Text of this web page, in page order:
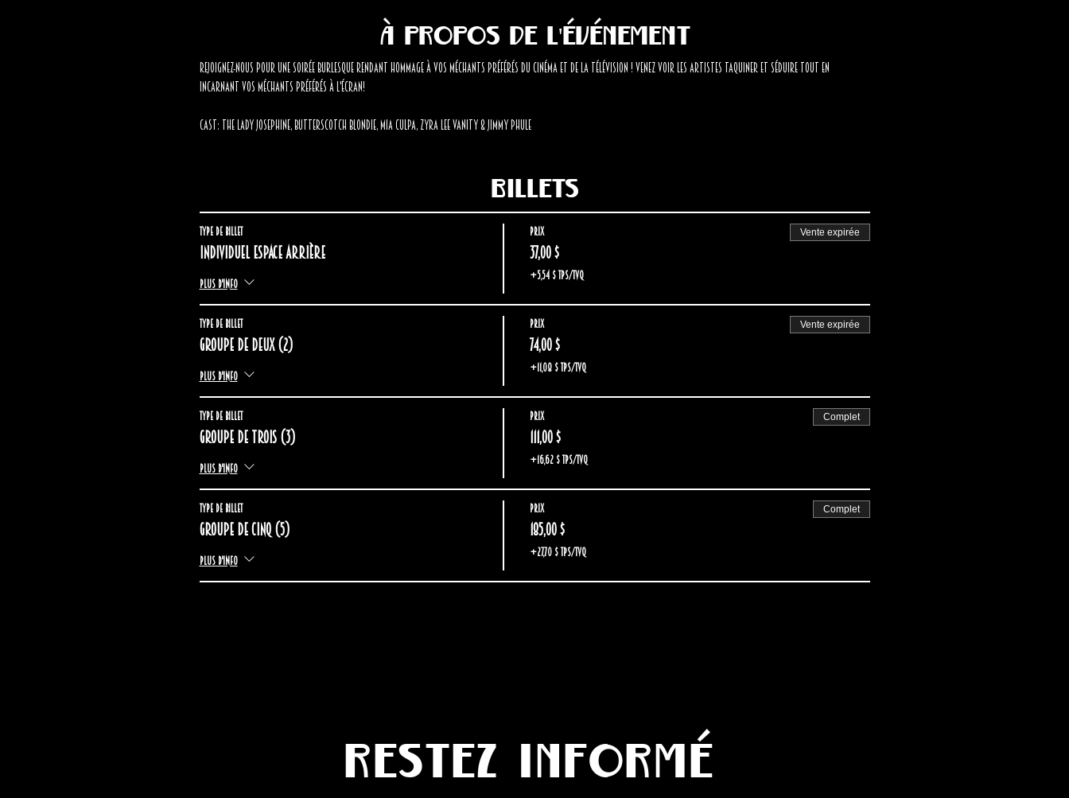
À propos de l'événement
Rejoignez-nous pour une soirée burlesque rendant hommage à vos méchants préférés du cinéma et de la télévision ! Venez voir les artistes taquiner et séduire tout en
incarnant vos méchants préférés à l'écran!
Cast: The Lady Josephine, Butterscotch Blondie, Mia Culpa, Zyra Lee Vanity & Jimmy Phule
Billets
Type de billet
Individuel espace arrière
Plus d'info
Prix
37,00 $
+5,54 $ TPS/TVQ
Vente expirée
Type de billet
Groupe de deux (2)
Plus d'info
Prix
74,00 $
+11,08 $ TPS/TVQ
Vente expirée
Type de billet
Groupe de trois (3)
Plus d'info
Prix
111,00 $
+16,62 $ TPS/TVQ
Complet
Type de billet
Groupe de cinq (5)
Plus d'info
Prix
185,00 $
+27,70 $ TPS/TVQ
Complet
Restez informé